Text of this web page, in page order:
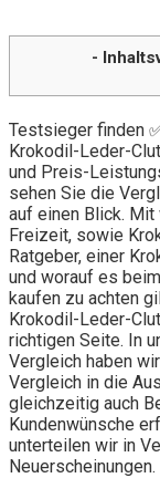
-
Testsieger finden
Krokodil-Leder-
und Preis-
sehen Sie die
auf einen Blick.
Freizeit, sowie
Ratgeber, einer
und worauf es
kaufen zu achten
Krokodil-Leder-
richtigen Seite. In
Vergleich haben
Vergleich in die
gleichzeitig auch
Kundenwünsche
unterteilen wir in
Neuerscheinungen.